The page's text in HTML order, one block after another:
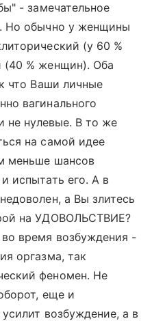
- замечательное
Но обычно у женщины
(у 60 %
(40 % женщин). Оба
что Ваши личные
вагинального
не нулевые. В то же
на самой идее
меньше шансов
испытать его. А в
а Вы злитесь
на УДОВОЛЬСТВИЕ?
время возбуждения -
оргазма, так
феномен. Не
еще и
возбуждение, а в